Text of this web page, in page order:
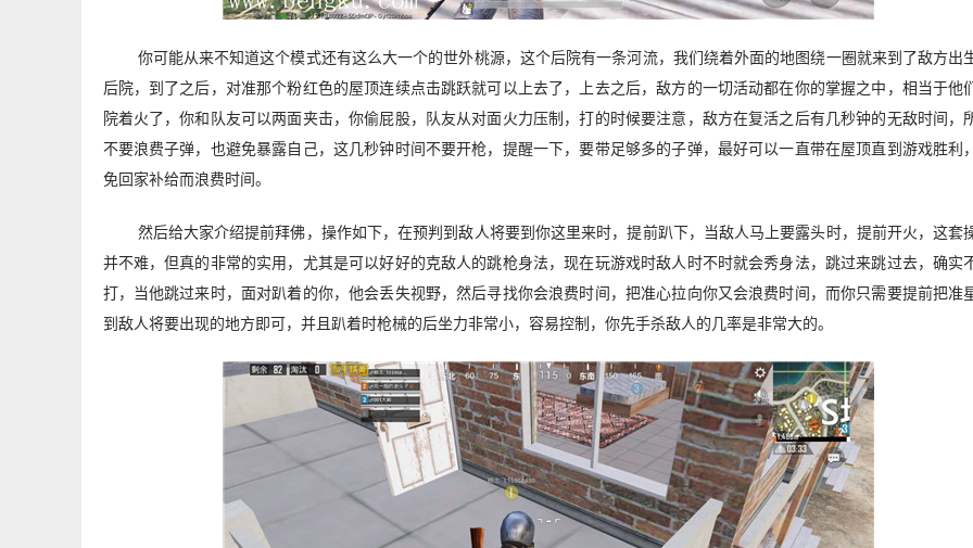
你可能从来不知道这个模式还有这么大一个的世外桃源，这个后院有一条河流，我们绕着外面的地图绕一圈就来到了敌方出
后院，到了之后，对准那个粉红色的屋顶连续点击跳跃就可以上去了，上去之后，敌方的一切活动都在你的掌握之中，相当于他
院着火了，你和队友可以两面夹击，你偷屁股，队友从对面火力压制，打的时候要注意，敌方在复活之后有几秒钟的无敌时间，
不要浪费子弹，也避免暴露自己，这几秒钟时间不要开枪，提醒一下，要带足够多的子弹，最好可以一直带在屋顶直到游戏胜利
免回家补给而浪费时间。
然后给大家介绍提前拜佛，操作如下，在预判到敌人将要到你这里来时，提前趴下，当敌人马上要露头时，提前开火，这套
并不难，但真的非常的实用，尤其是可以好好的克敌人的跳枪身法，现在玩游戏时敌人时不时就会秀身法，跳过来跳过去，确实
打，当他跳过来时，面对趴着的你，他会丢失视野，然后寻找你会浪费时间，把准心拉向你又会浪费时间，而你只需要提前把准
到敌人将要出现的地方即可，并且趴着时枪械的后坐力非常小，容易控制，你先手杀敌人的几率是非常大的。